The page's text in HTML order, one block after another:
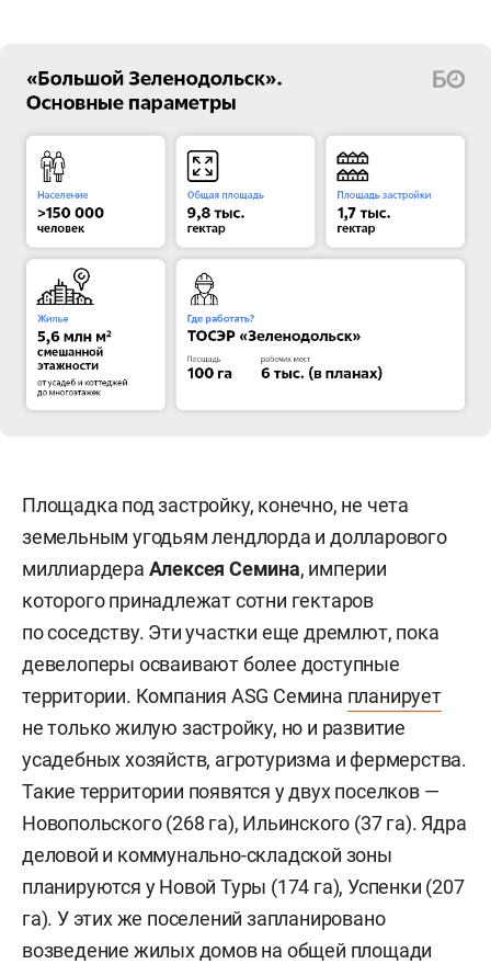
Площадка под застройку, конечно, не чета
земельным угодьям лендлорда и долларового
миллиардера Алексея Семина, империи
которого принадлежат сотни гектаров
по соседству. Эти участки еще дремлют, пока
девелоперы осваивают более доступные
территории. Компания ASG Семина планирует
не только жилую застройку, но и развитие
усадебных хозяйств, агротуризма и фермерства.
Такие территории появятся у двух поселков —
Новопольского (268 га), Ильинского (37 га). Ядра
деловой и коммунально-складской зоны
планируются у Новой Туры (174 га), Успенки (207
га). У этих же поселений запланировано
возведение жилых домов на общей площади